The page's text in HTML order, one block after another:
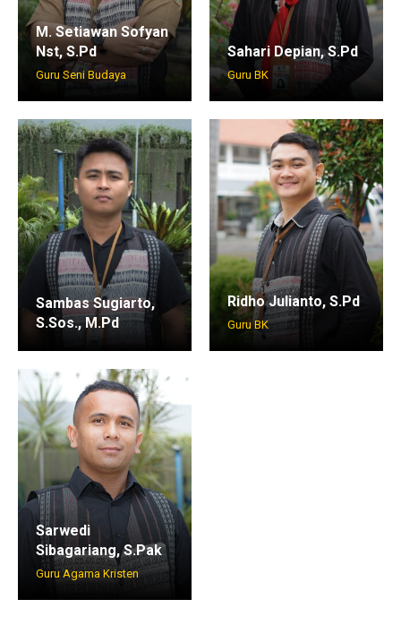
M. Setiawan Sofyan
Nst, S.Pd
Guru Seni Budaya
Sahari Depian, S.Pd
Guru BK
Sambas Sugiarto,
S.Sos., M.Pd
Ridho Julianto, S.Pd
Guru BK
Sarwedi
Sibagariang, S.Pak
Guru Agama Kristen